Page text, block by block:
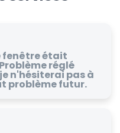
fenêtre était
réglé
n'hésiterai pas à
problème futur.